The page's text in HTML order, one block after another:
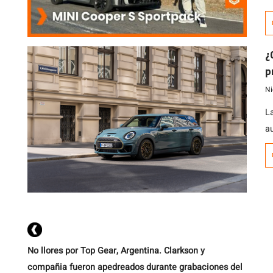
No llores por Top Gear, Argentina. Clarkson y
compañia fueron apedreados durante grabaciones del